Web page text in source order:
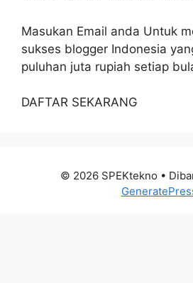
Masukan Email anda Untuk
sukses blogger Indonesia
puluhan juta rupiah setiap
DAFTAR SEKARANG
© 2026 SPEKtekno •